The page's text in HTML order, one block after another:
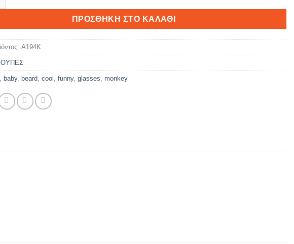
ΠΡΟΣΘΉΚΗ ΣΤΟ ΚΑΛΆΘΙ
A194K
, baby, beard, cool , funny, glasses, monkey